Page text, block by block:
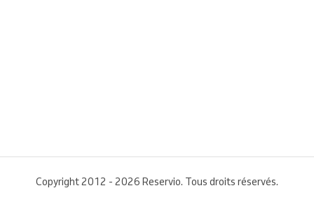
Copyright 2012 - 2026 Reservio. Tous droits réservés.